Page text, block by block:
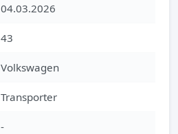
04.03.2026
43
Volkswagen
Transporter
-